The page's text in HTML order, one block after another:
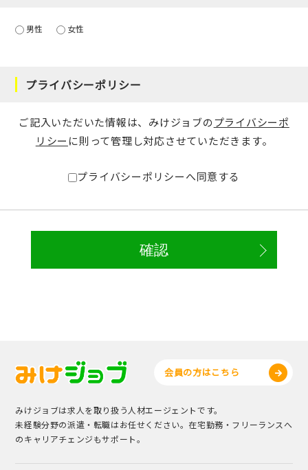
男性 女性
プライバシーポリシー
ご記入いただいた情報は、みけジョブのプライバシーポ
リシー に則って管理し対応させていただきます。
プライバシーポリシーへ同意する
会員の方はこちら
みけジョブは求人を取り扱う人材エージェントです。
未経験分野の派遣・転職はお任せください。在宅勤務・フリーランスへ
のキャリアチェンジもサポート。